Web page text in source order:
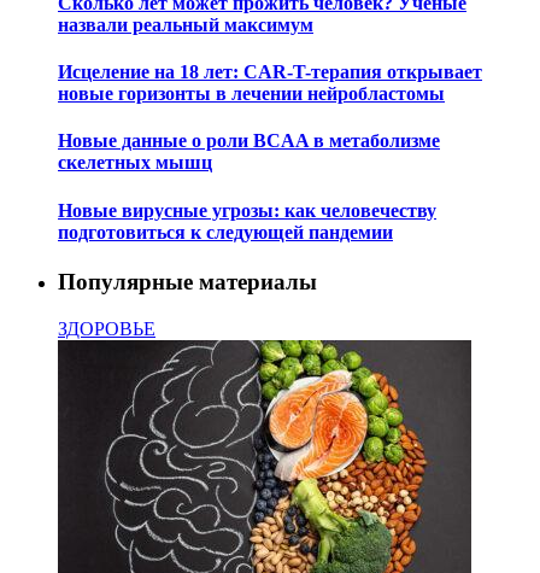
назвали реальный максимум
Исцеление на 18 лет: CAR-T-терапия открывает
новые горизонты в лечении нейробластомы
Новые данные о роли BCAA в метаболизме
скелетных мышц
Новые вирусные угрозы: как человечеству
подготовиться к следующей пандемии
Популярные материалы
ЗДОРОВЬЕ